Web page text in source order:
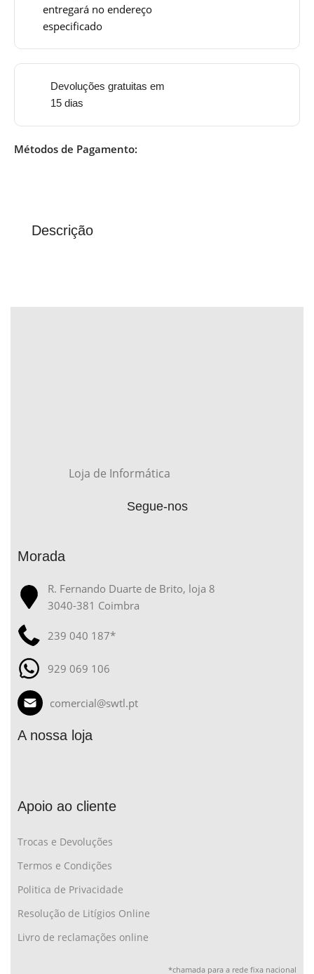
entregará no endereço
especificado
Devoluções gratuitas em
15 dias
Métodos de Pagamento:
Descrição
Loja de Informática
Segue-nos
Morada
R. Fernando Duarte de Brito, loja 8
3040-381 Coimbra
239 040 187*
929 069 106
comercial@swtl.pt
A nossa loja
Apoio ao cliente
Trocas e Devoluções
Termos e Condições
Politica de Privacidade
Resolução de Litígios Online
Livro de reclamações online
*chamada para a rede fixa nacional